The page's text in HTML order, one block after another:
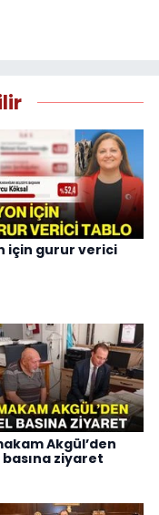
için gurur verici
Akgül’den
ziyaret